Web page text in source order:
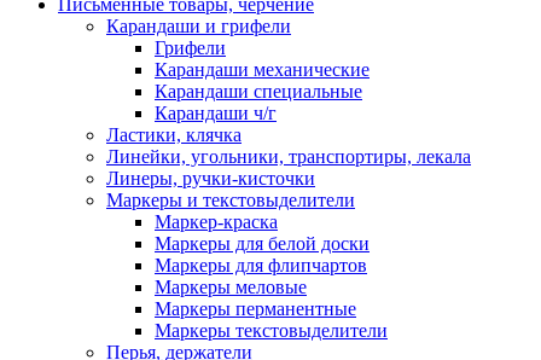
Письменные товары, черчение
Карандаши и грифели
Грифели
Карандаши механические
Карандаши специальные
Карандаши ч/г
Ластики, клячка
Линейки, угольники, транспортиры, лекала
Линеры, ручки-кисточки
Маркеры и текстовыделители
Маркер-краска
Маркеры для белой доски
Маркеры для флипчартов
Маркеры меловые
Маркеры перманентные
Маркеры текстовыделители
Перья, держатели